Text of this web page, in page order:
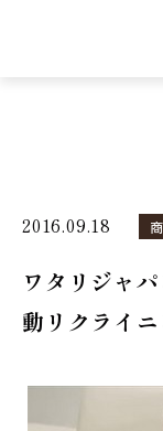
2016.09.18
ワタリジャ
動リクライ